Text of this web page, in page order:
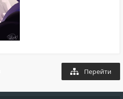
Перейти